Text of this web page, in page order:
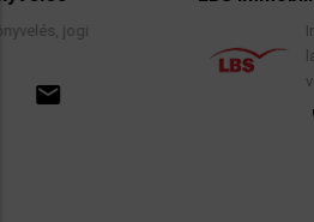
lakástakarék-
valamint